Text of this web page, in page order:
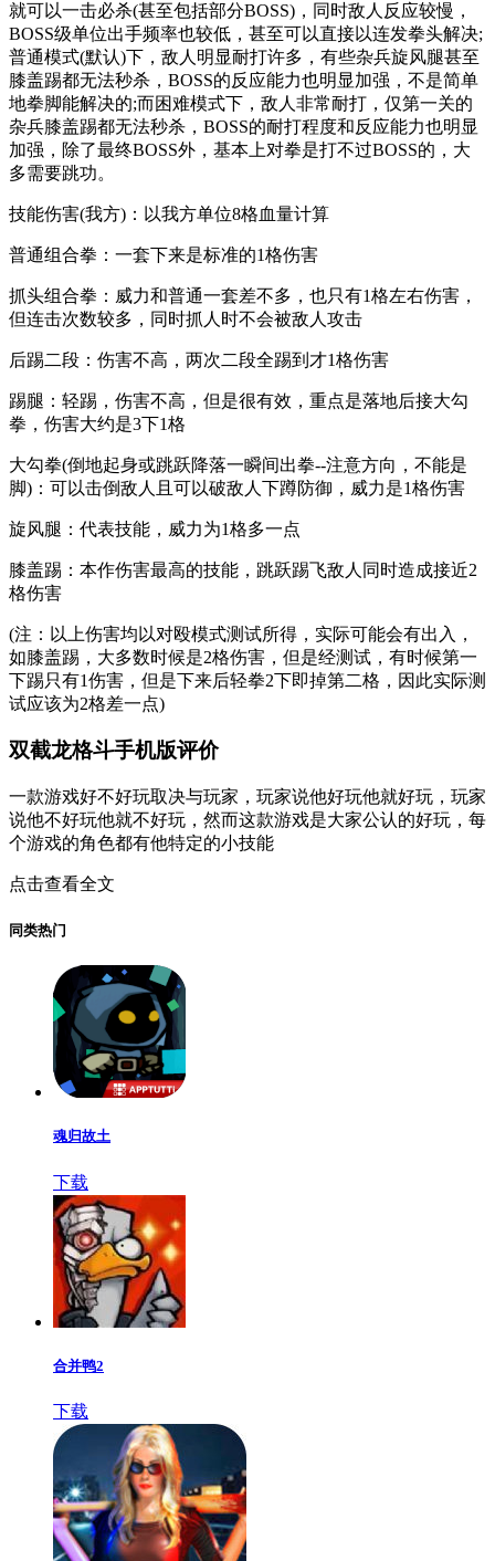
就可以一击必杀(甚至包括部分BOSS)，同时敌人反应较慢，
BOSS级单位出手频率也较低，甚至可以直接以连发拳头解决;
普通模式(默认)下，敌人明显耐打许多，有些杂兵旋风腿甚至
膝盖踢都无法秒杀，BOSS的反应能力也明显加强，不是简单
地拳脚能解决的;而困难模式下，敌人非常耐打，仅第一关的
杂兵膝盖踢都无法秒杀，BOSS的耐打程度和反应能力也明显
加强，除了最终BOSS外，基本上对拳是打不过BOSS的，大
多需要跳功。
技能伤害(我方)：以我方单位8格血量计算
普通组合拳：一套下来是标准的1格伤害
抓头组合拳：威力和普通一套差不多，也只有1格左右伤害，
但连击次数较多，同时抓人时不会被敌人攻击
后踢二段：伤害不高，两次二段全踢到才1格伤害
踢腿：轻踢，伤害不高，但是很有效，重点是落地后接大勾
拳，伤害大约是3下1格
大勾拳(倒地起身或跳跃降落一瞬间出拳--注意方向，不能是
脚)：可以击倒敌人且可以破敌人下蹲防御，威力是1格伤害
旋风腿：代表技能，威力为1格多一点
膝盖踢：本作伤害最高的技能，跳跃踢飞敌人同时造成接近2
格伤害
(注：以上伤害均以对殴模式测试所得，实际可能会有出入，
如膝盖踢，大多数时候是2格伤害，但是经测试，有时候第一
下踢只有1伤害，但是下来后轻拳2下即掉第二格，因此实际测
试应该为2格差一点)
双截龙格斗手机版评价
一款游戏好不好玩取决与玩家，玩家说他好玩他就好玩，玩家
说他不好玩他就不好玩，然而这款游戏是大家公认的好玩，每
个游戏的角色都有他特定的小技能
点击查看全文
同类热门
魂归故土
下载
合并鸭2
下载